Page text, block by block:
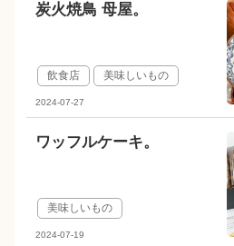
炭火焼鳥 母屋。
飲食店 美味しいもの
2024-07-27
ワッフルケーキ。
美味しいもの
2024-07-19